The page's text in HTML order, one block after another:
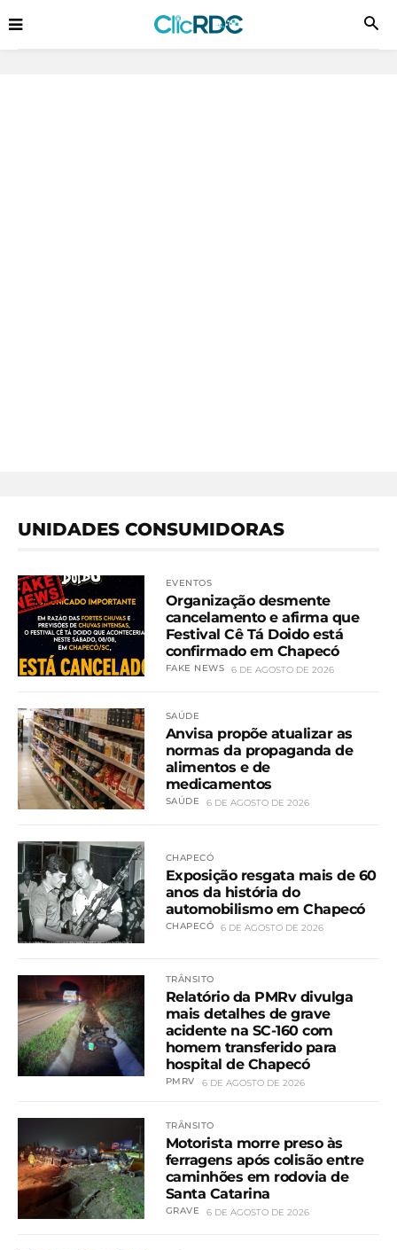
UNIDADES CONSUMIDORAS
EVENTOS
Organização desmente
cancelamento e afirma que
Festival Cê Tá Doido está
confirmado em Chapecó
FAKE NEWS 6 DE AGOSTO DE 2026
SAÚDE
Anvisa propõe atualizar as
normas da propaganda de
alimentos e de
medicamentos
SAÚDE 6 DE AGOSTO DE 2026
CHAPECÓ
Exposição resgata mais de 60
anos da história do
automobilismo em Chapecó
CHAPECÓ 6 DE AGOSTO DE 2026
TRÂNSITO
Relatório da PMRv divulga
mais detalhes de grave
acidente na SC-160 com
homem transferido para
hospital de Chapecó
PMRV 6 DE AGOSTO DE 2026
TRÂNSITO
Motorista morre preso às
ferragens após colisão entre
caminhões em rodovia de
Santa Catarina
GRAVE 6 DE AGOSTO DE 2026